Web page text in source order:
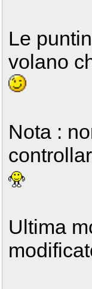
Le
volano
Nota :
Ultima